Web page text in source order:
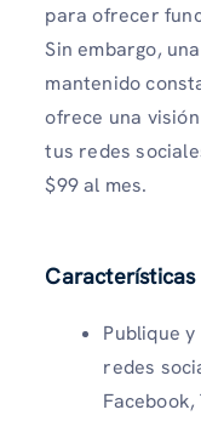
para ofrecer
Sin embargo,
mantenido
ofrece una
tus redes
$99 al mes.
Publique
redes